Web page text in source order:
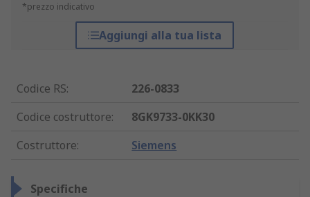
*prezzo indicativo
Aggiungi alla tua lista
Codice RS:
226-0833
Codice costruttore:
8GK9733-0KK30
Costruttore: Siemens
Specifiche